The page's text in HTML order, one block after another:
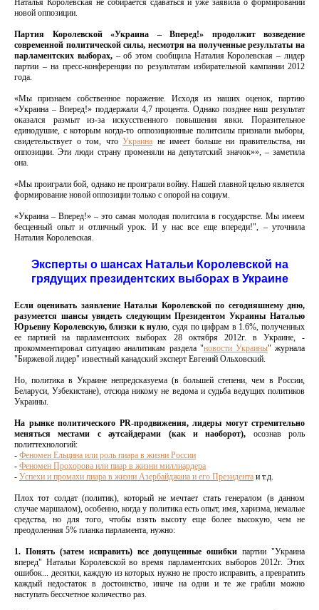
Наталья Королевская не собирается сдаваться и уже заявила о формировании
новой оппозиции.
Партия Королевской «Украина – Вперед!» продолжит возведение
современной политической силы, несмотря на полученные результаты на
парламентских выборах,– об этом сообщила Наталия Королевская – лидер
партии – на пресс-конференции по результатам избирательной кампании 2012
года.
«Мы признаем собственное поражение. Исходя из наших оценок, партию
«Украина – Вперед!» поддержали 4,7 процента. Однако позднее наш результат
оказался размыт из-за искусственного повышения явки. Поразительное
единодушие, с которым когда-то оппозиционные политсилы признали выборы,
свидетельствует о том, что Украина не имеет больше ни правительства, ни
оппозиции. Эти люди страну променяли на депутатский значок»», – заметила
она.
«Мы проиграли бой, однако не проиграли войну. Нашей главной целью является
формирование новой оппозиции только с опорой на социум.
«Украина – Вперед!» – это самая молодая политсила в государстве. Мы имеем
бесценный опыт и отличный урок. И у нас все еще впереди!", – уточнила
Наталия Королевская.
Эксперты о шансах Натальи Королевской на
грядущих президентских выборах в Украине
Если оценивать заявление Натальи Королевской по сегодняшнему дню,
разумеется шансы увидеть следующим Президентом Украины Наталью
Юрьевну Королевскую, близки к нулю, судя по цифрам в 1.6%, полученных
ее партией на парламентских выборах 28 октября 2012г. в Украине, -
прокомментировал ситуацию аналитикам раздела "новости Украины" журнала
"Биржевой лидер" известный канадский эксперт Евгений Ольховский.
Но, политика в Украине непредсказуема (в большей степени, чем в России,
Беларуси, Узбекистане), отсюда никому не ведома и судьба ведущих политиков
Украины.
На рынке политического PR-продвижения, лидеры могут стремительно
меняться местами с аутсайдерами (как и наоборот), осознав роль
политтехнологий:
- Феномен Ельцина или роль пиара в жизни России
- Феномен Прохорова или пиар в жизни миллиардера
- Успехи и промахи пиара в жизни Азербайджана и его Президента и т.д.
Плох тот солдат (политик), который не мечтает стать генералом (в данном
случае маршалом), особенно, когда у политика есть опыт, имя, харизма, немалые
средства, но для того, чтобы взять высоту еще более высокую, чем не
преодоленная 5% планка парламента, нужно:
1. Понять (затем исправить) все допущенные ошибки партии "Украина
вперед" Натальи Королевской во время парламентских выборов 2012г. Этих
ошибок... десятки, каждую из которых нужно не просто исправить, а превратить
каждый недостаток в достоинство, иначе на одни и те же грабли можно
наступать бессчетное количество раз.